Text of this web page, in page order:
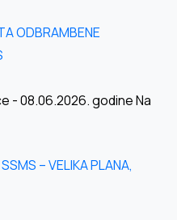
ODBRAMBENE
- 08.06.2026. godine Na
– VELIKA PLANA,